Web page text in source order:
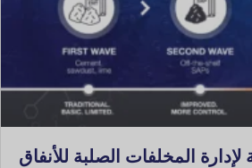
المخلفات الصلبة للأنفاق